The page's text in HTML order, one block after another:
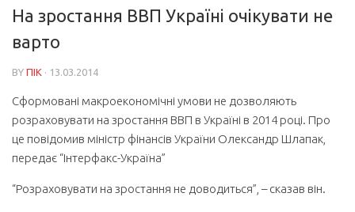
На зростання ВВП Україні очікувати не
варто
BY ПІК · 13.03.2014
Сформовані макроекономічні умови не дозволяють
розраховувати на зростання ВВП в Україні в 2014 році. Про
це повідомив міністр фінансів України Олександр Шлапак,
передає “Інтерфакс-Україна”
“Розраховувати на зростання не доводиться”, – сказав він.